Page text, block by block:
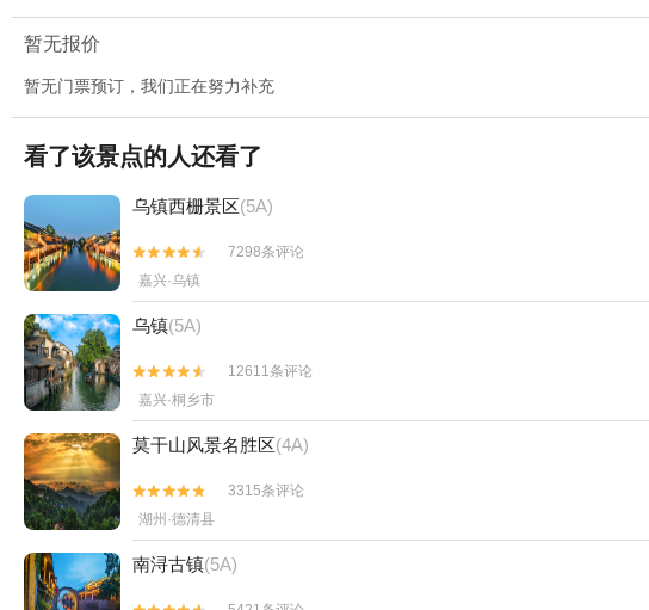
暂无报价
暂无门票预订，我们正在努力补充
看了该景点的人还看了
乌镇西栅景区(5A)


7298条评论
嘉兴·乌镇
乌镇(5A)


12611条评论
嘉兴·桐乡市
莫干山风景名胜区(4A)


3315条评论
湖州·德清县
南浔古镇(5A)